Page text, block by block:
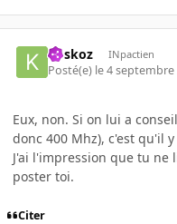
koskoz INpactien
Posté(e) le 4 septembre
Eux, non. Si on lui a
donc 400 Mhz), c'est qu'il
J'ai l'impression que tu ne
poster toi.
Citer